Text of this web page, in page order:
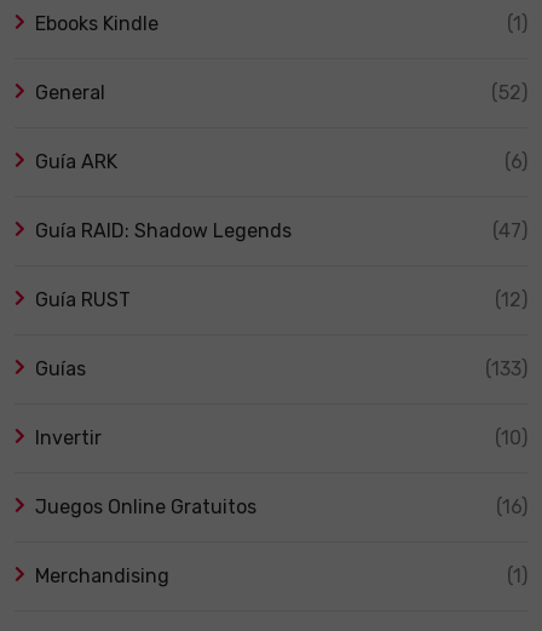
Ebooks Kindle (1)
General (52)
Guía ARK (6)
Guía RAID: Shadow Legends (47)
Guía RUST (12)
Guías (133)
Invertir (10)
Juegos Online Gratuitos (16)
Merchandising (1)